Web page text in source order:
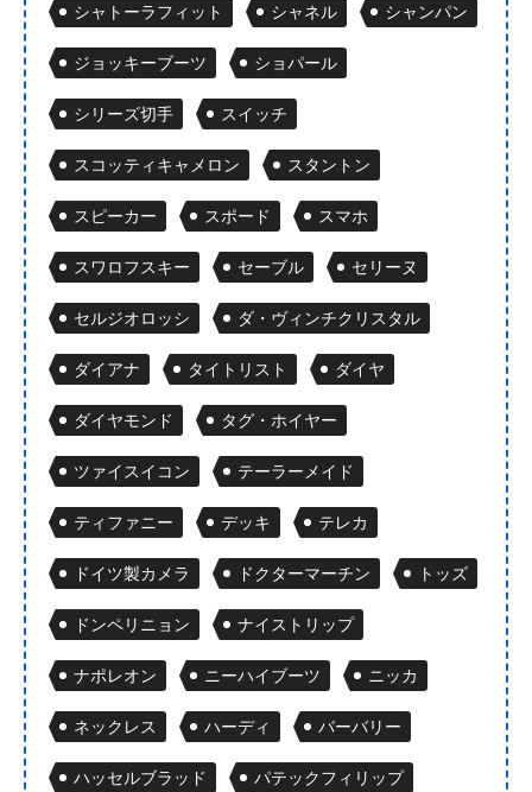
シャトーラフィット シャネル シャンパン
ジョッキーブーツ ショパール
シリーズ切手 スイッチ
スコッティキャメロン スタントン
スピーカー スポード スマホ
スワロフスキー セーブル セリーヌ
セルジオロッシ ダ・ヴィンチクリスタル
ダイアナ タイトリスト ダイヤ
ダイヤモンド タグ・ホイヤー
ツァイスイコン テーラーメイド
ティファニー デッキ テレカ
ドイツ製カメラ ドクターマーチン トッズ
ドンペリニョン ナイストリップ
ナポレオン ニーハイブーツ ニッカ
ネックレス ハーディ バーバリー
ハッセルブラッド パテックフィリップ